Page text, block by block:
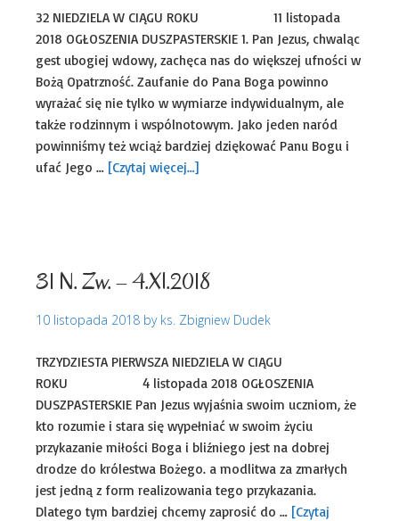
32 NIEDZIELA W CIĄGU ROKU 11 listopada
2018 OGŁOSZENIA DUSZPASTERSKIE 1. Pan Jezus, chwaląc
gest ubogiej wdowy, zachęca nas do większej ufności w
Bożą Opatrzność. Zaufanie do Pana Boga powinno
wyrażać się nie tylko w wymiarze indywidualnym, ale
także rodzinnym i wspólnotowym. Jako jeden naród
powinniśmy też wciąż bardziej dziękować Panu Bogu i
ufać Jego … [Czytaj więcej…]
31 N. Zw. – 4.XI.2018
10 listopada 2018 by ks. Zbigniew Dudek
TRZYDZIESTA PIERWSZA NIEDZIELA W CIĄGU
ROKU 4 listopada 2018 OGŁOSZENIA
DUSZPASTERSKIE Pan Jezus wyjaśnia swoim uczniom, że
kto rozumie i stara się wypełniać w swoim życiu
przykazanie miłości Boga i bliźniego jest na dobrej
drodze do królestwa Bożego. a modlitwa za zmarłych
jest jedną z form realizowania tego przykazania.
Dlatego tym bardziej chcemy zaprosić do … [Czytaj